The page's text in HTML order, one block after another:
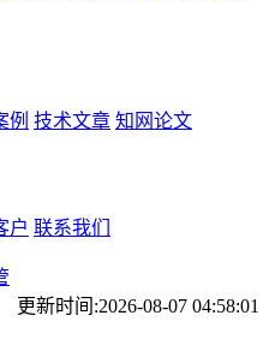
例 技术文章 知网论文
户 联系我们
更新时间:2026-08-07 04:58:01